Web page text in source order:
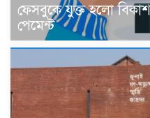
ফেসবুকে যুক্ত হলো
পেমেন্ট